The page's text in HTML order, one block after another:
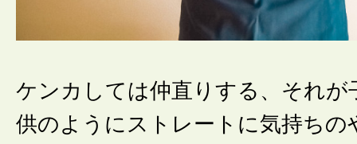
ケンカしては仲直りする、それが
供のようにストレートに気持ちの